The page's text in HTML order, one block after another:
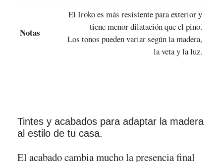
Notas
El Iroko es más resistente para exterior y
tiene menor dilatación que el pino.
Los tonos pueden variar según la madera,
la veta y la luz.
Tintes y acabados para adaptar la madera
al estilo de tu casa.
El acabado cambia mucho la presencia final